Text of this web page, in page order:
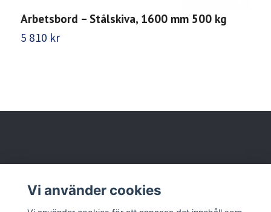
Arbetsbord – Stålskiva, 1600 mm 500 kg
5 810 kr
Vi använder cookies